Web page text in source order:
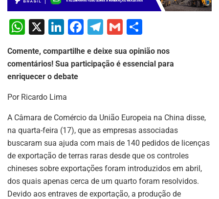
W
at
s
A
p
p
X
Li
k
e
n
F
c
o
k
T
el
e
gr
G
ai
h
ar
Comente, compartilhe e deixe sua opinião nos
comentários! Sua participação é essencial para
enriquecer o debate
Por Ricardo Lima
A Câmara de Comércio da União Europeia na China disse,
na quarta-feira (17), que as empresas associadas
buscaram sua ajuda com mais de 140 pedidos de licenças
de exportação de terras raras desde que os controles
chineses sobre exportações foram introduzidos em abril,
dos quais apenas cerca de um quarto foram resolvidos.
Devido aos entraves de exportação, a produção de